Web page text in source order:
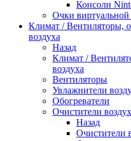
Консоли
Очки виртуальной
Климат / Вентиляторы,
воздуха
Назад
Климат /
воздуха
Вентиляторы
Увлажнители
Обогреватели
Очистители
Назад
Очистители